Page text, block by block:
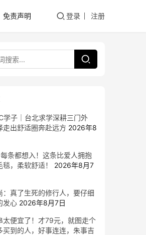
免责声明 登录 注册
学子｜台北求学深耕三门外
走出舒适圈奔赴远方 2026年8
条都想入！这条比爱人拥抱
，柔软舒适！
2026年8月7
：真了生死的修行人，要仔细
发心 2026年8月7日
太便宜了！才79元，就图走个
买到的人，好事连连，朱事吉